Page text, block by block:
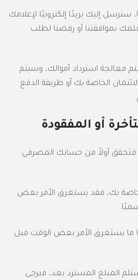
إليك بريدًا إلكترونيًا لإعلامك
بموافقتنا أو رفضنا لطلب
معالجة استرداد أموالك، وسيتم
الخاصة بك أو طريقة الدفع
أو المفقودة
فتحقق أولاً من حسابك المصرفي
بك، فقد يستغرق الأمر بعض
يستغرق الأمر بعض الوقت قبل
المبلغ المسترد بعد، فيرجى